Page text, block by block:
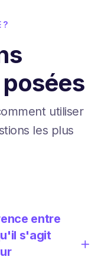
utiliser
les plus
entre
s'agit